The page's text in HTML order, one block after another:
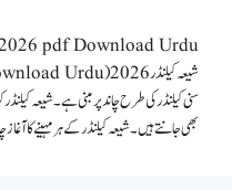
بھی جانتے ہیں۔ شیعہ کیلنڈر کے ہر مہینے کا